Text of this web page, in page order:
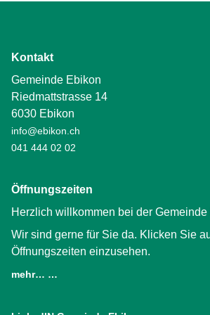
Kontakt
Gemeinde Ebikon
Riedmattstrasse 14
6030 Ebikon
info@ebikon.ch
041 444 02 02
Öffnungszeiten
Herzlich willkommen bei der Gemeinde
Wir sind gerne für Sie da. Klicken Sie
Öffnungszeiten einzusehen.
mehr… …